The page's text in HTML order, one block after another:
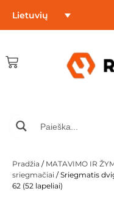
Lietuvių
Pradžia / MATAVIMO IR
sriegmačiai / Sriegmatis
62 (52 lapeliai)